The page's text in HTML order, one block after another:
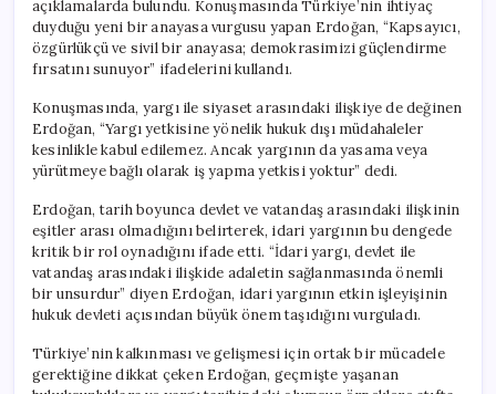
için
açıklamalarda bulundu. Konuşmasında Türkiye’nin ihtiyaç
duyduğu yeni bir anayasa vurgusu yapan Erdoğan, “Kapsayıcı,
özgürlükçü ve sivil bir anayasa; demokrasimizi güçlendirme
fırsatını sunuyor” ifadelerini kullandı.
Konuşmasında, yargı ile siyaset arasındaki ilişkiye de değinen
Erdoğan, “Yargı yetkisine yönelik hukuk dışı müdahaleler
kesinlikle kabul edilemez. Ancak yargının da yasama veya
yürütmeye bağlı olarak iş yapma yetkisi yoktur” dedi.
Erdoğan, tarih boyunca devlet ve vatandaş arasındaki ilişkinin
eşitler arası olmadığını belirterek, idari yargının bu dengede
kritik bir rol oynadığını ifade etti. “İdari yargı, devlet ile
vatandaş arasındaki ilişkide adaletin sağlanmasında önemli
bir unsurdur” diyen Erdoğan, idari yargının etkin işleyişinin
hukuk devleti açısından büyük önem taşıdığını vurguladı.
Türkiye’nin kalkınması ve gelişmesi için ortak bir mücadele
gerektiğine dikkat çeken Erdoğan, geçmişte yaşanan